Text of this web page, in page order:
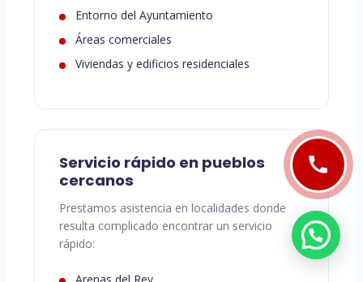
Entorno del Ayuntamiento
Áreas comerciales
Viviendas y edificios residenciales
Servicio rápido en pueblos
cercanos
Prestamos asistencia en localidades donde
resulta complicado encontrar un servicio
rápido: